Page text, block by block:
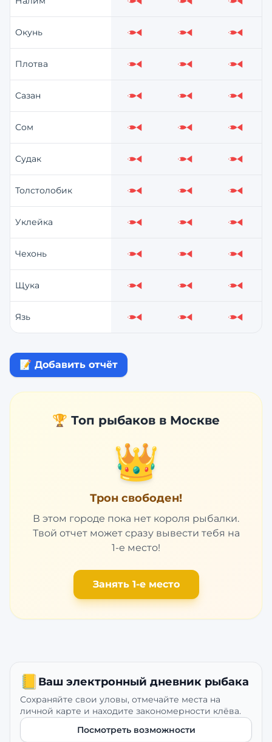
Слабо Слабо Слабо
Окунь Слабо Слабо Слабо
Плотва Слабо Слабо Слабо
Сазан Слабо Слабо Слабо
Сом Слабо Слабо Слабо
Судак Слабо Слабо Слабо
Толстолобик Слабо Слабо Слабо
Уклейка Слабо Слабо Слабо
Чехонь Слабо Слабо Слабо
Щука Слабо Слабо Слабо
Язь Слабо Слабо Слабо
📝 Добавить отчёт
🏆 Топ рыбаков в Москве
👑
Трон свободен!
В этом городе пока нет короля рыбалки.
Твой отчет может сразу вывести тебя на
1-е место!
Занять 1-е место
📒 Ваш электронный дневник рыбака
Сохраняйте свои уловы, отмечайте места на
личной карте и находите закономерности клёва.
Посмотреть возможности